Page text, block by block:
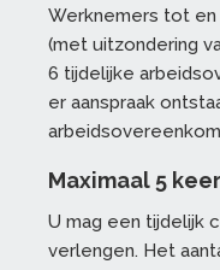
Werknemers tot
(met uitzondering
6 tijdelijke
er aanspraak
Maximaal 5
U mag een tijdelijk
verlengen. Het